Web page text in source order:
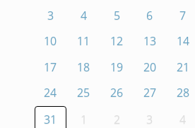
3
4 5 6 7
10
11 12 13 14
17
18 19 20 21
24
25 26 27 28
31
1 2 3 4